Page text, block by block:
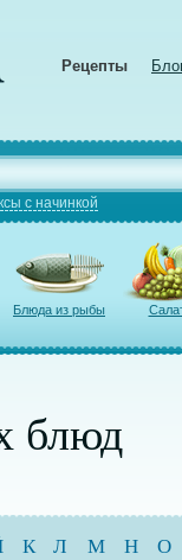
Рецепты
с начинкой
Блюда из рыбы
блюд
К Л М Н О